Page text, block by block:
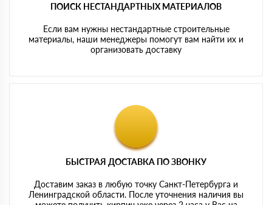
ПОИСК НЕСТАНДАРТНЫХ МАТЕРИАЛОВ
Если вам нужны нестандартные строительные
материалы, наши менеджеры помогут вам найти их и
организовать доставку
БЫСТРАЯ ДОСТАВКА ПО ЗВОНКУ
Доставим заказ в любую точку Санкт-Петербурга и
Ленинградской области. После уточнения наличия вы